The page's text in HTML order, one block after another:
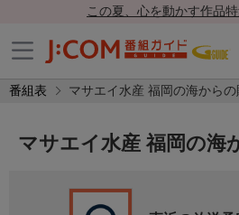
この夏、心を動かす作品
番組表 マサエイ水産 福岡の海からの
マサエイ水産 福岡の海